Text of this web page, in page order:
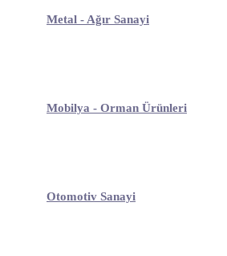
Metal - Ağır Sanayi
Mobilya - Orman Ürünleri
Otomotiv Sanayi